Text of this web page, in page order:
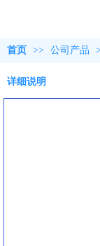
首页 >> 公司产品
详细说明